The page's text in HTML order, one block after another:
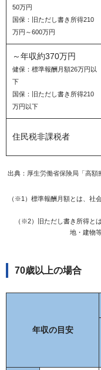
50万円
国保：旧ただし書き所得210
万円～600万円
～年収約370万円
健保：標準報酬月額26万円以
下
国保：旧ただし書き所得210
万円以下
住民税非課税者
出典： 厚生労働省保険局「高額
（※1）標準報酬月額とは、社
（※2）旧ただし書き所得と
地・建物
70歳以上の場合
年収の目安